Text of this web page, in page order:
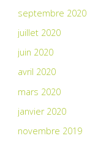
septembre 2020
juillet 2020
juin 2020
avril 2020
mars 2020
janvier 2020
novembre 2019